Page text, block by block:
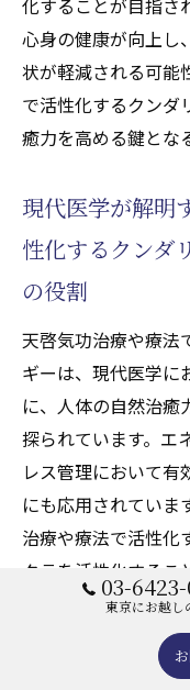
心身の健康が向上し
状が軽減される可能
で活性化するクンダ
癒力を高める鍵とな
現代医学が解明
性化するクンダ
の役割
天啓気功治療や療法
ギーは、現代医学に
に、人体の自然治癒
探られています。エ
レス管理において
にも応用されていま
治療や療法で活性化
クラを活性化するこ
整え、免疫システ
す。このようなエ
ことで、従来の治
03-
東京にお越し